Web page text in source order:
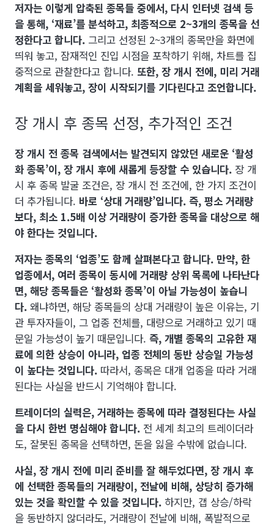
저자는 이렇게 압축된 종목들 중에서, 다시 인터넷 검색 등
을 통해, ‘재료’를 분석하고, 최종적으로 2~3개의 종목을 선
정한다고 합니다. 그리고 선정된 2~3개의 종목만을 화면에
띄워 놓고, 잠재적인 진입 시점을 포착하기 위해, 차트를 집
중적으로 관찰한다고 합니다. 또한, 장 개시 전에, 미리 거래
계획을 세워놓고, 장이 시작되기를 기다린다고 조언합니다.
장 개시 후 종목 선정, 추가적인 조건
장 개시 전 종목 검색에서는 발견되지 않았던 새로운 ‘활성
화 종목’이, 장 개시 후에 새롭게 등장할 수 있습니다. 장 개
시 후 종목 발굴 조건은, 장 개시 전 조건에, 한 가지 조건이
더 추가됩니다. 바로 ‘상대 거래량’입니다. 즉, 평소 거래량
보다, 최소 1.5배 이상 거래량이 증가한 종목을 대상으로 해
야 한다는 것입니다.
저자는 종목의 ‘업종’도 함께 살펴본다고 합니다. 만약, 한
업종에서, 여러 종목이 동시에 거래량 상위 목록에 나타난다
면, 해당 종목들은 ‘활성화 종목’이 아닐 가능성이 높습니
다. 왜냐하면, 해당 종목들의 상대 거래량이 높은 이유는, 기
관 투자자들이, 그 업종 전체를, 대량으로 거래하고 있기 때
문일 가능성이 높기 때문입니다. 즉, 개별 종목의 고유한 재
료에 의한 상승이 아니라, 업종 전체의 동반 상승일 가능성
이 높다는 것입니다. 따라서, 종목은 대개 업종을 따라 거래
된다는 사실을 반드시 기억해야 합니다.
트레이더의 실력은, 거래하는 종목에 따라 결정된다는 사실
을 다시 한번 명심해야 합니다. 전 세계 최고의 트레이더라
도, 잘못된 종목을 선택하면, 돈을 잃을 수밖에 없습니다.
사실, 장 개시 전에 미리 준비를 잘 해두었다면, 장 개시 후
에 선택한 종목들의 거래량이, 전날에 비해, 상당히 증가해
있는 것을 확인할 수 있을 것입니다. 하지만, 갭 상승/하락
을 동반하지 않더라도, 거래량이 전날에 비해, 폭발적으로